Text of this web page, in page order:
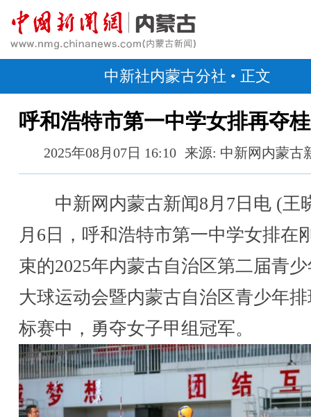
中新社内蒙古分社 • 正文
呼和浩特市第一中学女排再夺
2025年08月07日 16:10 来源: 中新网内蒙古
中新网内蒙古新闻8月7日电 (王
月6日，呼和浩特市第一中学女排在
束的2025年内蒙古自治区第二届青
大球运动会暨内蒙古自治区青少年
标赛中，勇夺女子甲组冠军。